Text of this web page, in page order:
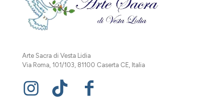
Arte Sacra di Vesta Lidia
Via Roma, 101/103, 81100 Caserta CE, Italia